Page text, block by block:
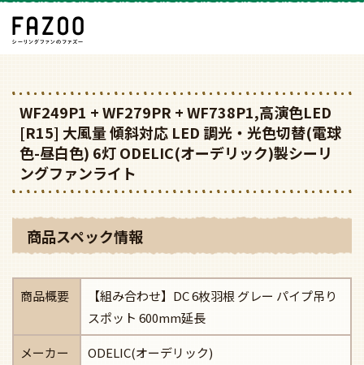
WF249P1 + WF279PR + WF738P1,高演色LED
[R15] 大風量 傾斜対応 LED 調光・光色切替(電球
色-昼白色) 6灯 ODELIC(オーデリック)製シーリ
ングファンライト
商品スペック情報
商品概要
【組み合わせ】DC 6枚羽根 グレー パイプ吊り
スポット 600mm延長
メーカー
ODELIC(オーデリック)